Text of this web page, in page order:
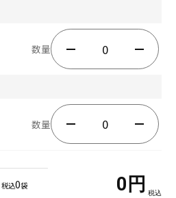
数量
数量
税込0袋 0 円 税込